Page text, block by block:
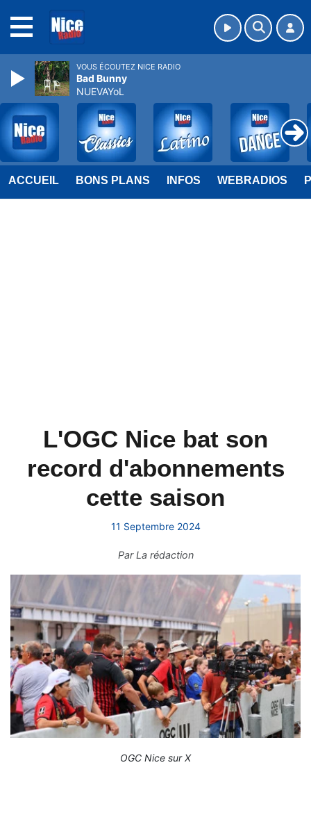
ACCUEIL BONS PLANS INFOS WEBRADIOS
L'OGC Nice bat son
record d'abonnements
cette saison
11 Septembre 2024
ParLa rédaction
OGC Nice sur X
VOUS ÉCOUTEZ NICE RADIO
Bad Bunny
NUEVAYoL